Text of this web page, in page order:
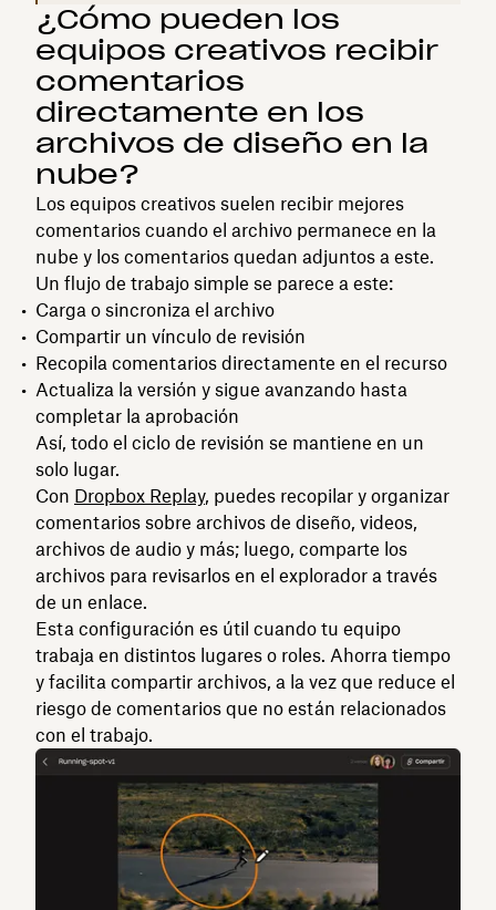
¿Cómo pueden los
equipos creativos recibir
comentarios
directamente en los
archivos de diseño en la
nube?
Los equipos creativos suelen recibir mejores
comentarios cuando el archivo permanece en la
nube y los comentarios quedan adjuntos a este.
Un flujo de trabajo simple se parece a este:
Carga o sincroniza el archivo
Compartir un vínculo de revisión
Recopila comentarios directamente en el recurso
Actualiza la versión y sigue avanzando hasta
completar la aprobación
Así, todo el ciclo de revisión se mantiene en un
solo lugar.
Con Dropbox Replay, puedes recopilar y organizar
comentarios sobre archivos de diseño, videos,
archivos de audio y más; luego, comparte los
archivos para revisarlos en el explorador a través
de un enlace.
Esta configuración es útil cuando tu equipo
trabaja en distintos lugares o roles. Ahorra tiempo
y facilita compartir archivos, a la vez que reduce el
riesgo de comentarios que no están relacionados
con el trabajo.